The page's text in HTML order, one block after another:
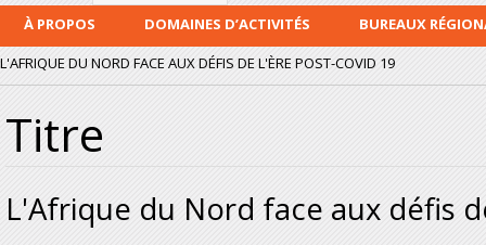
À PROPOS DOMAINES D’ACTIVITÉS
BUREAUX
L'AFRIQUE DU NORD FACE AUX DÉFIS DE L'ÈRE POST-COVID 19
Titre
L'Afrique du Nord face aux défis